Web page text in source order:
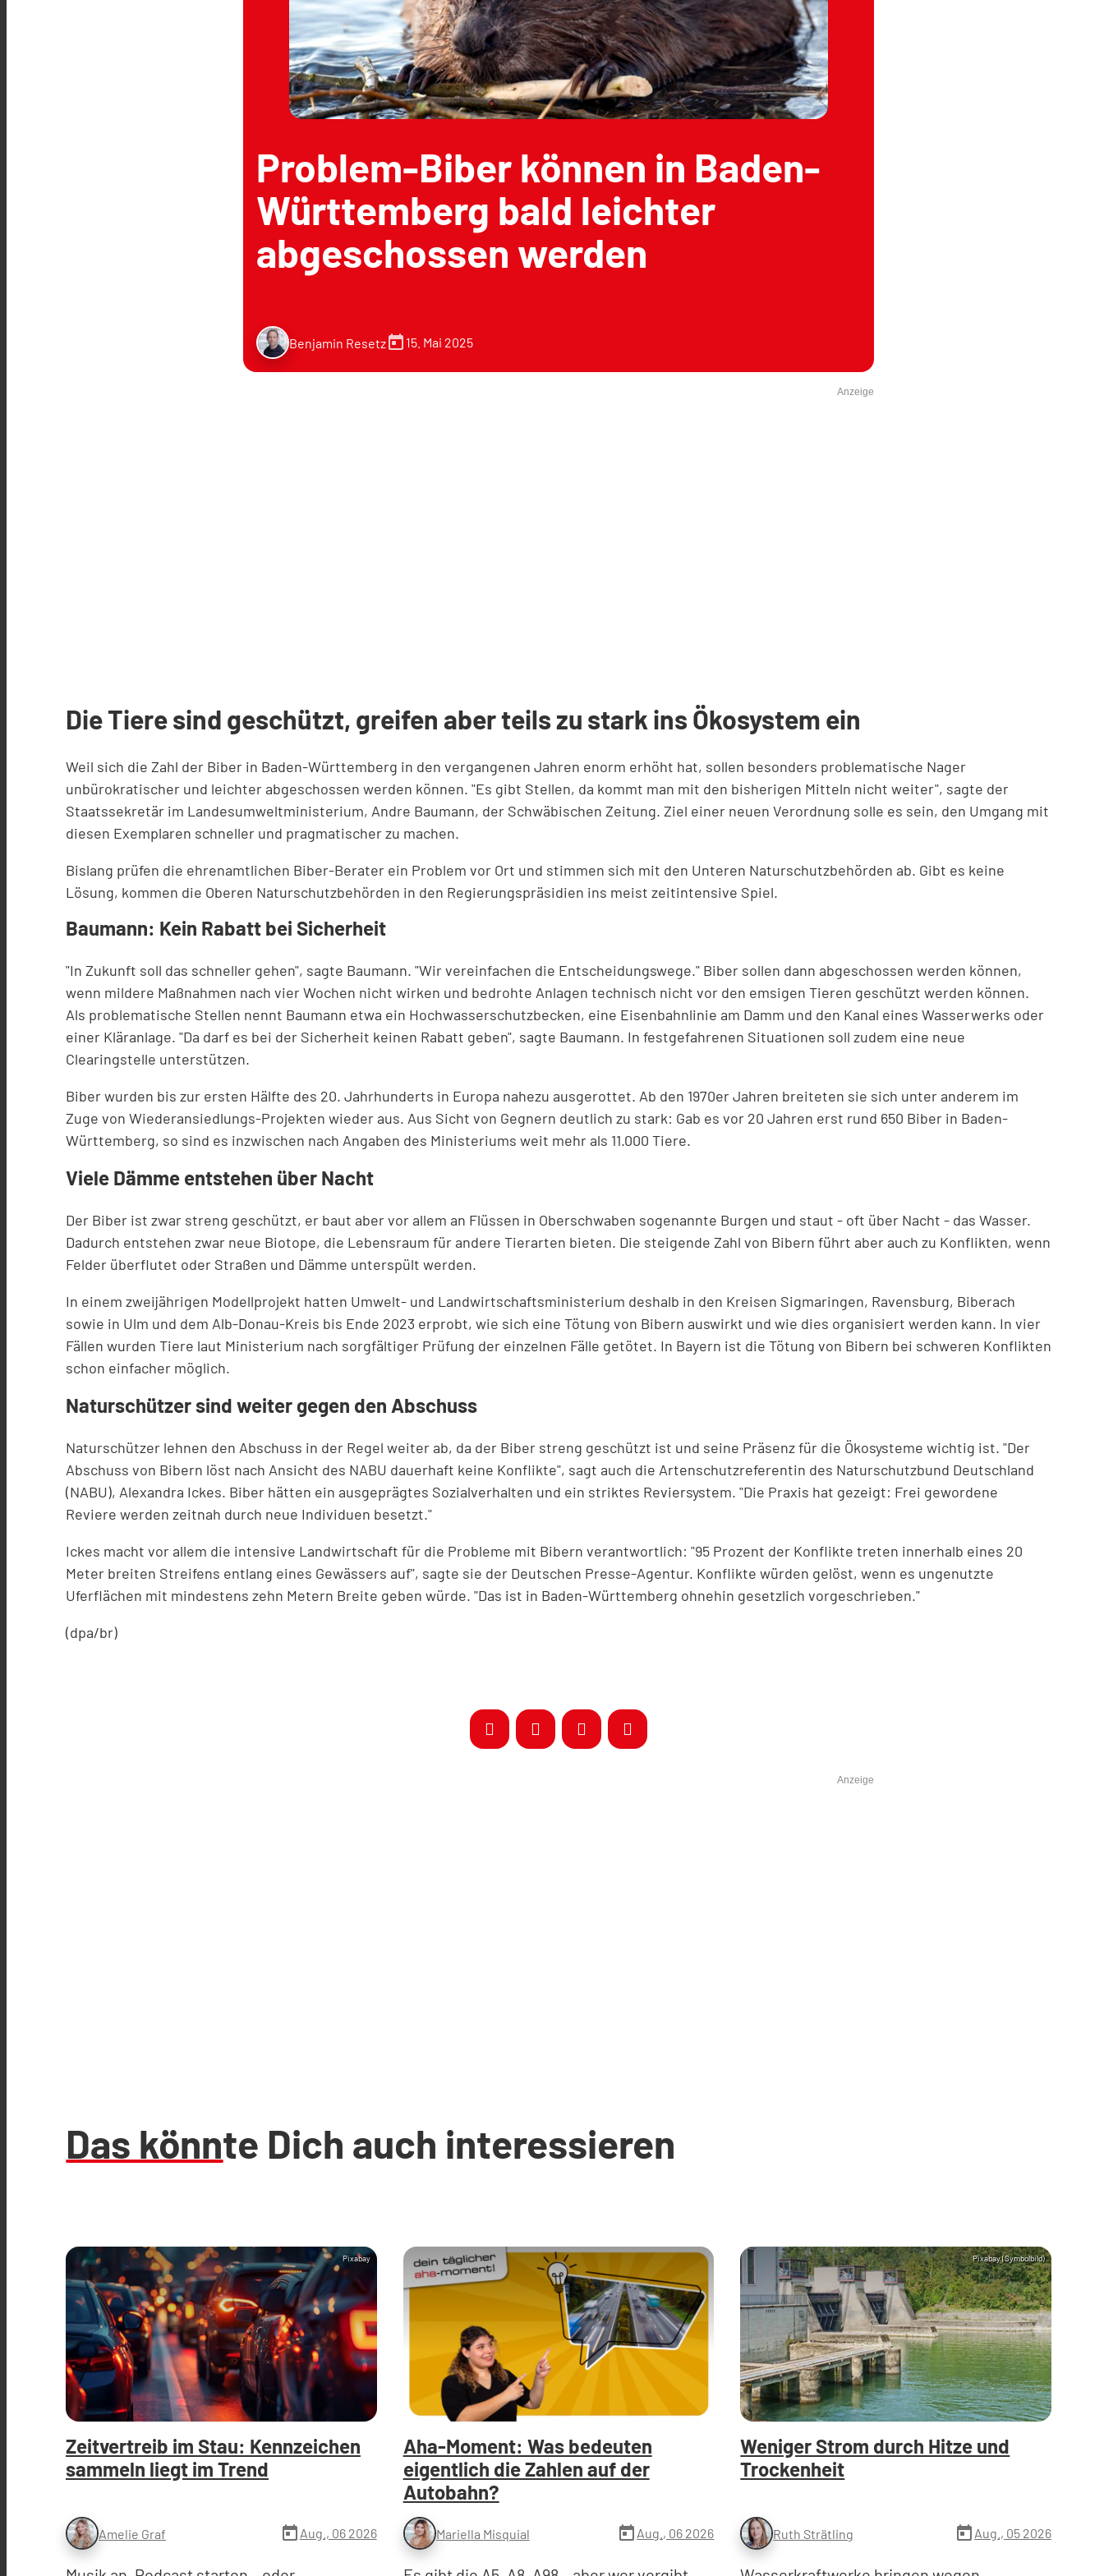
Problem-Biber können in Baden-
Württemberg bald leichter
abgeschossen werden
Benjamin Resetztoday 15. Mai 2025
Anzeige
Die Tiere sind geschützt, greifen aber teils zu stark ins Ökosystem ein
Weil sich die Zahl der Biber in Baden-Württemberg in den vergangenen Jahren enorm erhöht hat, sollen besonders problematische Nager
unbürokratischer und leichter abgeschossen werden können. "Es gibt Stellen, da kommt man mit den bisherigen Mitteln nicht weiter", sagte der
Staatssekretär im Landesumweltministerium, Andre Baumann, der Schwäbischen Zeitung. Ziel einer neuen Verordnung solle es sein, den Umgang mit
diesen Exemplaren schneller und pragmatischer zu machen.
Bislang prüfen die ehrenamtlichen Biber-Berater ein Problem vor Ort und stimmen sich mit den Unteren Naturschutzbehörden ab. Gibt es keine
Lösung, kommen die Oberen Naturschutzbehörden in den Regierungspräsidien ins meist zeitintensive Spiel.
Baumann: Kein Rabatt bei Sicherheit
"In Zukunft soll das schneller gehen", sagte Baumann. "Wir vereinfachen die Entscheidungswege." Biber sollen dann abgeschossen werden können,
wenn mildere Maßnahmen nach vier Wochen nicht wirken und bedrohte Anlagen technisch nicht vor den emsigen Tieren geschützt werden können.
Als problematische Stellen nennt Baumann etwa ein Hochwasserschutzbecken, eine Eisenbahnlinie am Damm und den Kanal eines Wasserwerks oder
einer Kläranlage. "Da darf es bei der Sicherheit keinen Rabatt geben", sagte Baumann. In festgefahrenen Situationen soll zudem eine neue
Clearingstelle unterstützen.
Biber wurden bis zur ersten Hälfte des 20. Jahrhunderts in Europa nahezu ausgerottet. Ab den 1970er Jahren breiteten sie sich unter anderem im
Zuge von Wiederansiedlungs-Projekten wieder aus. Aus Sicht von Gegnern deutlich zu stark: Gab es vor 20 Jahren erst rund 650 Biber in Baden-
Württemberg, so sind es inzwischen nach Angaben des Ministeriums weit mehr als 11.000 Tiere.
Viele Dämme entstehen über Nacht
Der Biber ist zwar streng geschützt, er baut aber vor allem an Flüssen in Oberschwaben sogenannte Burgen und staut - oft über Nacht - das Wasser.
Dadurch entstehen zwar neue Biotope, die Lebensraum für andere Tierarten bieten. Die steigende Zahl von Bibern führt aber auch zu Konflikten, wenn
Felder überflutet oder Straßen und Dämme unterspült werden.
In einem zweijährigen Modellprojekt hatten Umwelt- und Landwirtschaftsministerium deshalb in den Kreisen Sigmaringen, Ravensburg, Biberach
sowie in Ulm und dem Alb-Donau-Kreis bis Ende 2023 erprobt, wie sich eine Tötung von Bibern auswirkt und wie dies organisiert werden kann. In vier
Fällen wurden Tiere laut Ministerium nach sorgfältiger Prüfung der einzelnen Fälle getötet. In Bayern ist die Tötung von Bibern bei schweren Konflikten
schon einfacher möglich.
Naturschützer sind weiter gegen den Abschuss
Naturschützer lehnen den Abschuss in der Regel weiter ab, da der Biber streng geschützt ist und seine Präsenz für die Ökosysteme wichtig ist. "Der
Abschuss von Bibern löst nach Ansicht des NABU dauerhaft keine Konflikte", sagt auch die Artenschutzreferentin des Naturschutzbund Deutschland
(NABU), Alexandra Ickes. Biber hätten ein ausgeprägtes Sozialverhalten und ein striktes Reviersystem. "Die Praxis hat gezeigt: Frei gewordene
Reviere werden zeitnah durch neue Individuen besetzt."
Ickes macht vor allem die intensive Landwirtschaft für die Probleme mit Bibern verantwortlich: "95 Prozent der Konflikte treten innerhalb eines 20
Meter breiten Streifens entlang eines Gewässers auf", sagte sie der Deutschen Presse-Agentur. Konflikte würden gelöst, wenn es ungenutzte
Uferflächen mit mindestens zehn Metern Breite geben würde. "Das ist in Baden-Württemberg ohnehin gesetzlich vorgeschrieben."
(dpa/br)
Anzeige
Das könnte Dich auch interessieren
Pixabay
Zeitvertreib im Stau: Kennzeichen
sammeln liegt im Trend
Amelie Graf today Aug., 06 2026
Aha-Moment: Was bedeuten
eigentlich die Zahlen auf der
Autobahn?
Mariella Misquial todayAug., 06 2026
Pixabay (Symbolbild)
Weniger Strom durch Hitze und
Trockenheit
Ruth Strätling today Aug., 05 2026